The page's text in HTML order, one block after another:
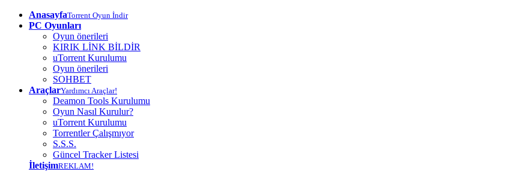
AnasayfaTorrent Oyun İndir
PC Oyunları
Oyun önerileri
KIRIK LİNK BİLDİR
uTorrent Kurulumu
Oyun önerileri
SOHBET
AraçlarYardımcı Araçlar!
Deamon Tools Kurulumu
Oyun Nasıl Kurulur?
uTorrent Kurulumu
Torrentler Çalışmıyor
S.S.S.
Güncel Tracker Listesi
İletişimREKLAM!